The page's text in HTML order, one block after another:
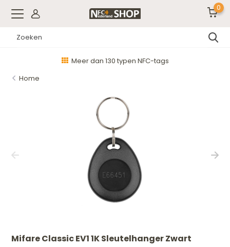
0
Meer dan 130 typen NFC-tags
Home
Mifare Classic EV1 1K Sleutelhanger Zwart